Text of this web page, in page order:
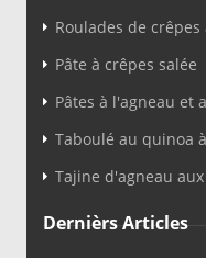
Roulades de
Pâte à crêpes salée
Pâtes à l'agneau et
Taboulé au quinoa
Tajine d'agneau
Dernièrs Articles